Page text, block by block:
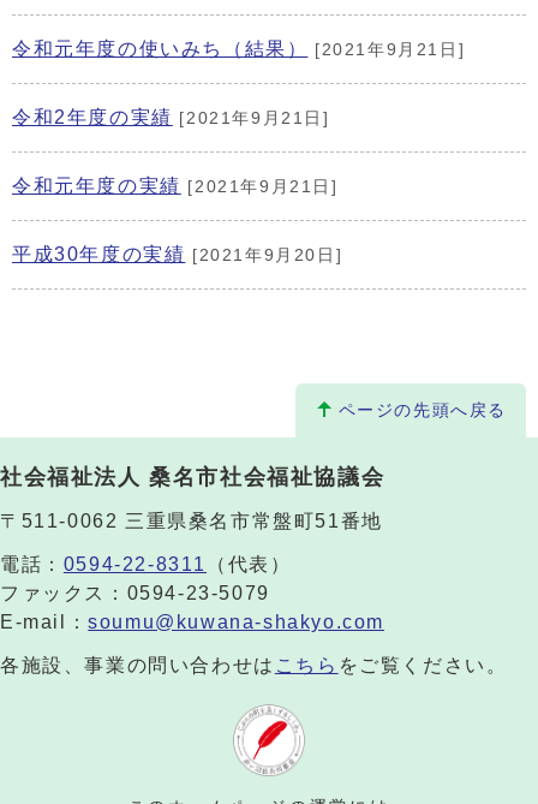
令和元年度の使いみち（結果） [2021年9月21日]
令和2年度の実績 [2021年9月21日]
令和元年度の実績 [2021年9月21日]
平成30年度の実績 [2021年9月20日]
ページの先頭へ戻る
社会福祉法人 桑名市社会福祉協議会
〒511-0062 三重県桑名市常盤町51番地
電話： 0594-22-8311
（代表）
ファックス：0594-23-5079
E-mail：soumu@kuwana-shakyo.com
各施設、事業の問い合わせは こちら をご覧ください。